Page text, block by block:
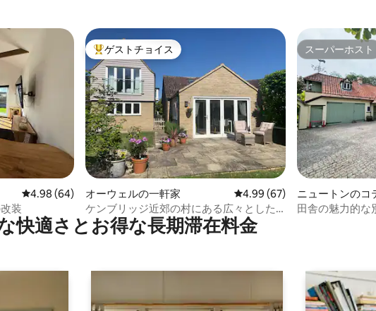
価
。
レビュー64件、5つ星中4.98つ星の平均評価
4.98 (64)
装
大好評のゲストチョイスです。
ゲストチョイス
オーウェルの一軒家 レビュー67件、5つ星中4.99
4.99 (67)
ケンブリッジ近郊の村にある広々とした
ゲストハウス
スーパーホスト
スーパーホスト
ニュートンのコ
田舎の魅力的な
快⁠適⁠さ⁠とお⁠得⁠な長⁠期⁠滞⁠在料⁠金